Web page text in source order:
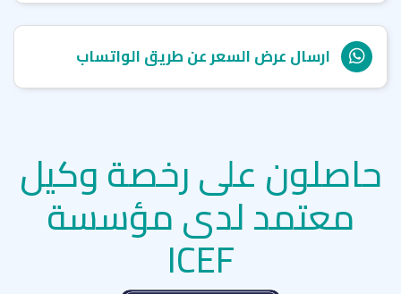
ارسال عرض السعر عن طريق الواتساب
حاصلون على رخصة وكيل
معتمد لدى مؤسسة
ICEF